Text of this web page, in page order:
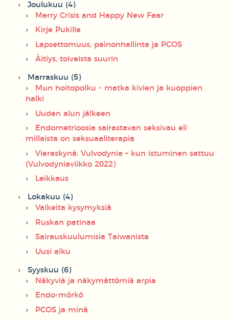
Joulukuu (4)
Merry Crisis and Happy New Fear
Kirje Pukille
Lapsettomuus, painonhallinta ja PCOS
Äitiys, toiveista suurin
Marraskuu (5)
Mun hoitopolku - matka kivien ja kuoppien
halki
Uuden alun jälkeen
Endometrioosia sairastavan seksivau eli
millaista on seksuaaliterapia
Vieraskynä: Vulvodynia – kun istuminen sattuu
(Vulvodyniaviikko 2022)
Leikkaus
Lokakuu (4)
Vaikeita kysymyksiä
Ruskan patinaa
Sairauskuulumisia Taiwanista
Uusi alku
Syyskuu (6)
Näkyviä ja näkymättömiä arpia
Endo-mörkö
PCOS ja minä